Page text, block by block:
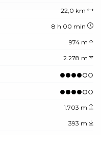
22,0 km
8 h 00 min
974 m
2.278 m
1.703 m
393 m